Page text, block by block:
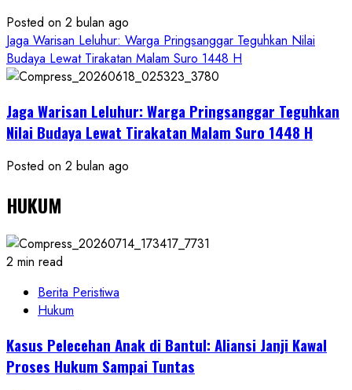
Posted on 2 bulan ago
Jaga Warisan Leluhur: Warga Pringsanggar Teguhkan Nilai
Budaya Lewat Tirakatan Malam Suro 1448 H
Jaga Warisan Leluhur: Warga Pringsanggar Teguhkan
Nilai Budaya Lewat Tirakatan Malam Suro 1448 H
Posted on 2 bulan ago
HUKUM
2 min read
Berita Peristiwa
Hukum
Kasus Pelecehan Anak di Bantul: Aliansi Janji Kawal
Proses Hukum Sampai Tuntas